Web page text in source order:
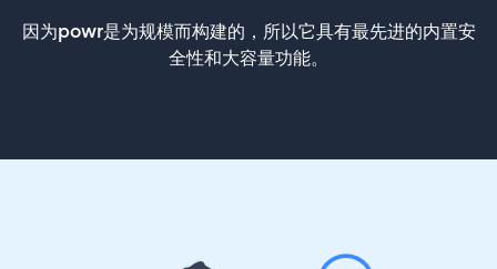
因为powr是为规模而构建的，所以它具有最先进的内置安
全性和大容量功能。